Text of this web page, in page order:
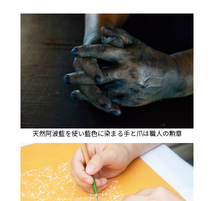
天然阿波藍を使い藍色に染まる手と爪は職人の勲章